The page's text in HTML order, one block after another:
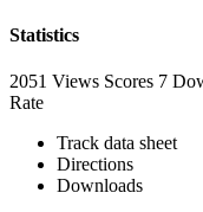
Statistics
2051 Views Scores 7
Rate
Track data sheet
Directions
Downloads